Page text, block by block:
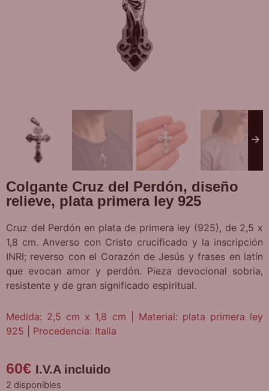
Colgante Cruz del Perdón, diseño
relieve, plata primera ley 925
Cruz del Perdón en plata de primera ley (925), de 2,5 x
1,8 cm. Anverso con Cristo crucificado y la inscripción
INRI; reverso con el Corazón de Jesús y frases en latín
que evocan amor y perdón. Pieza devocional sobria,
resistente y de gran significado espiritual.
Medida: 2,5 cm x 1,8 cm | Material: plata primera ley
925 | Procedencia: Italia
60€ I.V.A incluido
2 disponibles